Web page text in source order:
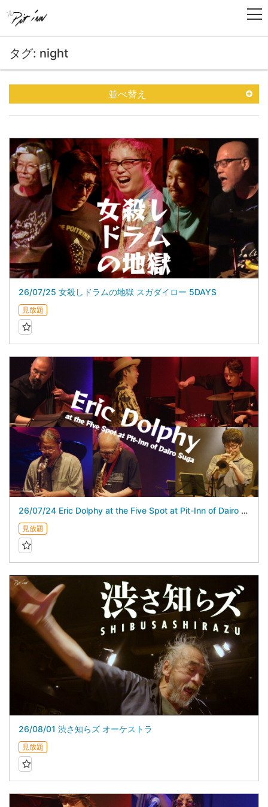
タグ: night
並べ替え
26/07/25 女殺しドラムの地獄 スガダイロー 5DAYS
見放題
26/07/24 Eric Dolphy at the Five Spot at Pit-Inn of Dairo Suga スガダイロー 5DAYS
見放題
26/08/01 渋さ知らズ オーケストラ
見放題